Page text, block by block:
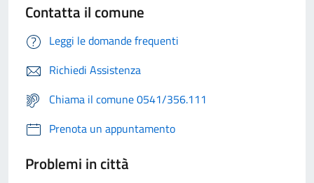
Contatta il comune
Leggi le domande frequenti
Richiedi Assistenza
Chiama il comune 0541/356.111
Prenota un appuntamento
Problemi in città